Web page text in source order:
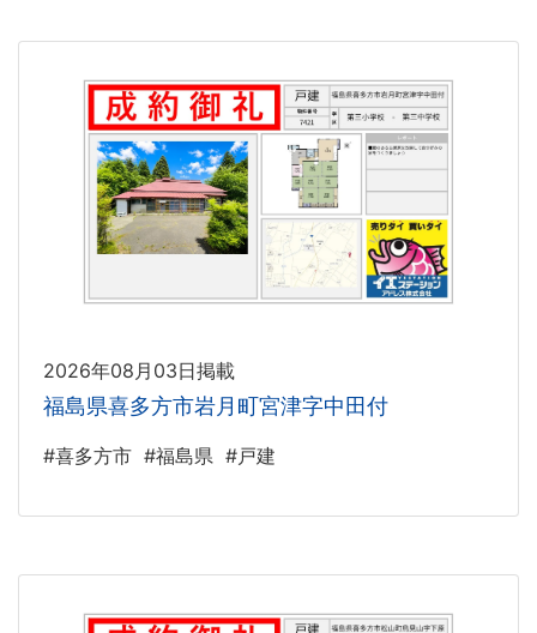
2026年08月03日掲載
福島県喜多方市岩月町宮津字中田付
#喜多方市 #福島県 #戸建